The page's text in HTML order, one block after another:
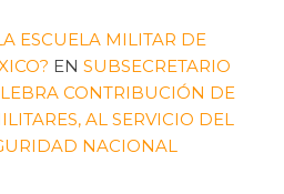
ESCUELA MILITAR DE
EN SUBSECRETARIO
CONTRIBUCIÓN DE
AL SERVICIO DEL
NACIONAL